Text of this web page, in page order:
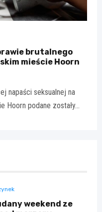
brutalnego
mieście Hoorn
napaści seksualnej na
Hoorn podane zostały…
weekend ze